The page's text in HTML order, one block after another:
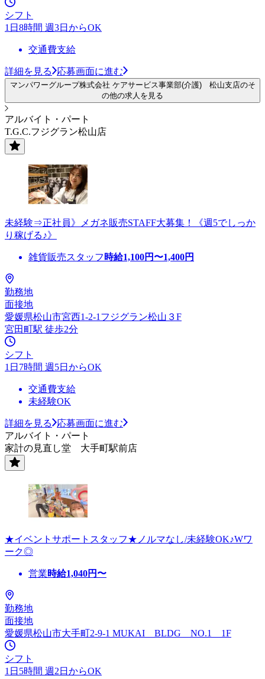
シフト
1日8時間 週3日からOK
交通費支給
詳細を見る 応募画面に進む
マンパワーグループ株式会社 ケアサービス事業部(介護) 松山支店のそ
の他の求人を見る
アルバイト・パート
T.G.C.フジグラン松山店
未経験⇒正社員》メガネ販売STAFF大募集！《週5でしっか
り稼げる♪》
雑貨販売スタッフ 時給1,100円〜1,400円
勤務地
面接地
愛媛県松山市宮西1-2-1フジグラン松山３F
宮田町駅 徒歩2分
シフト
1日7時間 週5日からOK
交通費支給
未経験OK
詳細を見る
応募画面に進む
アルバイト・パート
家計の見直し堂 大手町駅前店
★イベントサポートスタッフ★ノルマなし/未経験OK♪Wワ
ーク◎
営業時給1,040円〜
勤務地
面接地
愛媛県松山市大手町2-9-1 MUKAI BLDG NO.1 1F
シフト
1日5時間 週2日からOK